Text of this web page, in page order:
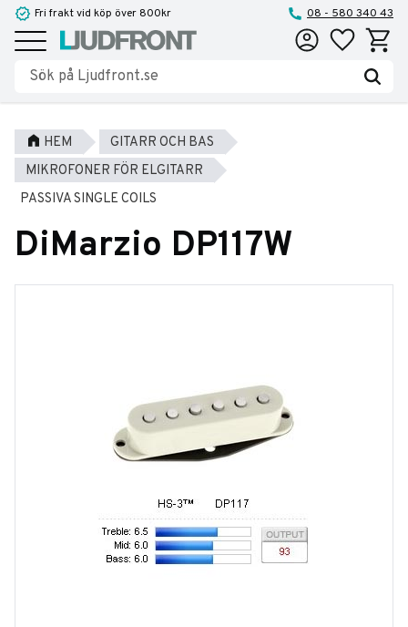
Meny
Fri frakt vid köp över 800kr 08 - 580 340 43
Favoriter
HEM
GITARR OCH BAS
MIKROFONER FÖR ELGITARR
PASSIVA SINGLE COILS
DiMarzio DP117W